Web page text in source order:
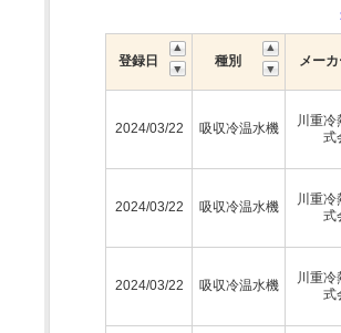
登録日 種別 メー
2024/03/22 吸収冷温水機
川重冷
式
2024/03/22 吸収冷温水機
川重冷
式
2024/03/22 吸収冷温水機
川重冷
式